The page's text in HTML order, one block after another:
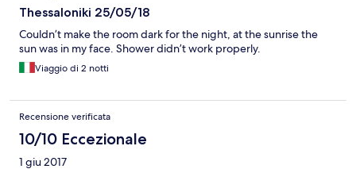
Thessaloniki 25/05/18
Couldn’t make the room dark for the night, at the sunrise the
sun was in my face. Shower didn’t work properly.
Viaggio di 2 notti
Recensione verificata
10/10 Eccezionale
1 giu 2017